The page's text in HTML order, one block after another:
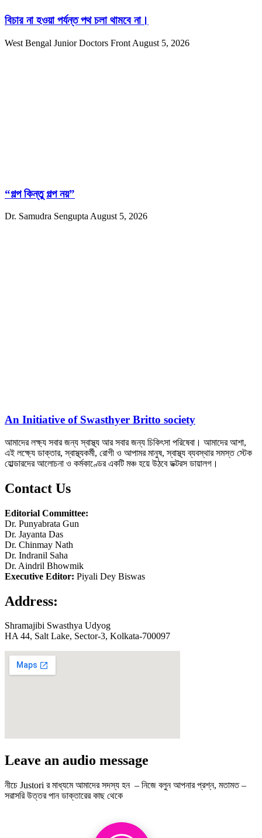
বিচার না হওয়া পর্যন্ত পথ চলা থামবে না।
West Bengal Junior Doctors Front August 5, 2026
“গল্প কিন্তু গল্প নয়”
Dr. Samudra Sengupta August 5, 2026
An Initiative of Swasthyer Britto society
আমাদের লক্ষ্য সবার জন্য স্বাস্থ্য আর সবার জন্য চিকিৎসা পরিষেবা। আমাদের আশা,
এই লক্ষ্যে ডাক্তার, স্বাস্থ্যকর্মী, রোগী ও আপামর মানুষ, স্বাস্থ্য ব্যবস্থার সমস্ত স্টেক
হোল্ডারদের আলোচনা ও কর্মকাণ্ডের একটি মঞ্চ হয়ে উঠবে ডক্টরস ডায়ালগ।
Contact Us
Editorial Committee:
Dr. Punyabrata Gun
Dr. Jayanta Das
Dr. Chinmay Nath
Dr. Indranil Saha
Dr. Aindril Bhowmik
Executive Editor: Piyali Dey Biswas
Address:
Shramajibi Swasthya Udyog
HA 44, Salt Lake, Sector-3, Kolkata-700097
Leave an audio message
নীচে Justori র মাধ্যমে আমাদের সদস্য হন – নিজে বলুন আপনার প্রশ্ন, মতামত –
সরাসরি উত্তর পান ডাক্তারের কাছ থেকে